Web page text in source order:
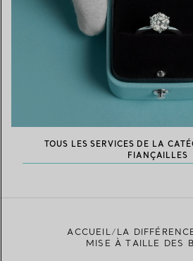
TOUS LES SERVICES DE LA
FIANÇAILLES
ACCUEIL
LA
MISE À TAILLE DES